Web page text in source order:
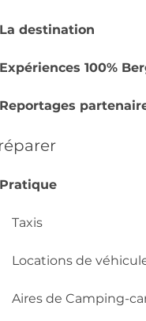
La destination
Expériences 100%
Reportages
Pratique
Taxis
Locations de
Aires de Camping-
11
Cyrano